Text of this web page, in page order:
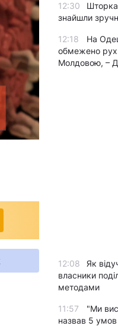
12:30
знайшли
12:18
На
обмежено рух
Молдовою, –
12:08
Як
власники
методами
11:57
"Ми
назвав 5